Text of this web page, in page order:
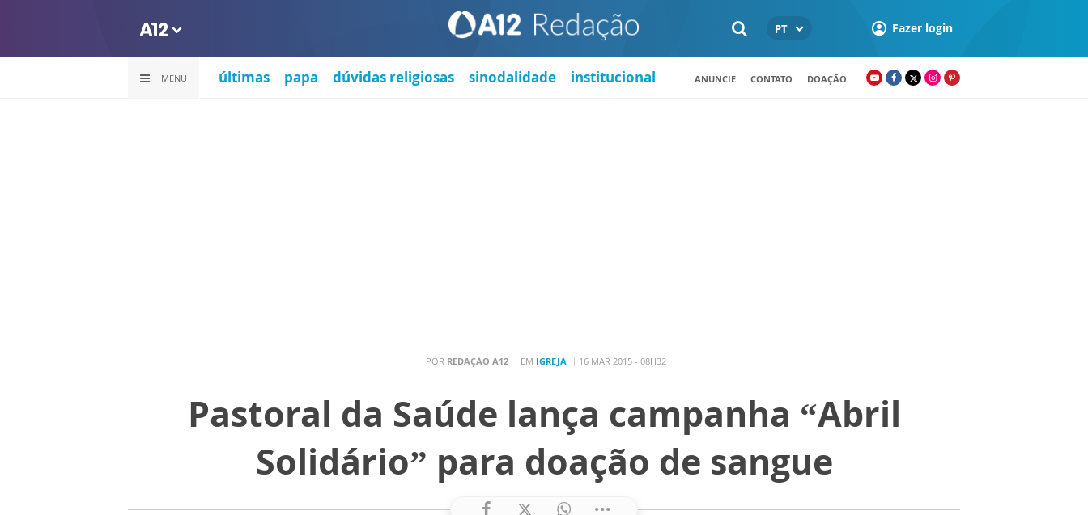
PT Fazer login
MENU últimas papa dúvidas religiosas sinodalidade institucional ANUNCIE CONTATO DOAÇÃO
POR REDAÇÃO A12 EM IGREJA 16 MAR 2015 - 08H32
Pastoral da Saúde lança campanha “Abril
Solidário” para doação de sangue